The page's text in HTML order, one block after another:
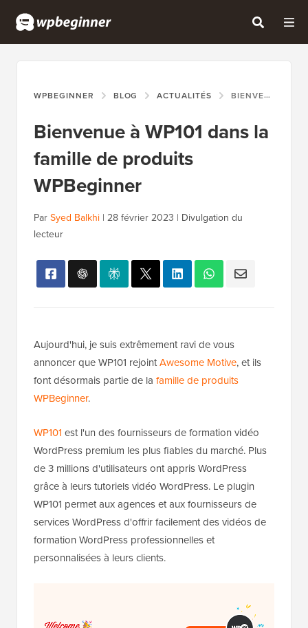
WPBEGINNER BLOG ACTUALITÉS BIENVENUE À WP101 DANS LA FAMILLE DE PRODUITS WPBEGINNER
Bienvenue à WP101 dans la
famille de produits
WPBeginner
ParSyed Balkhi | 28 février 2023 | Divulgation du
lecteur
Aujourd'hui, je suis extrêmement ravi de vous
annoncer que WP101 rejointAwesome Motive, et ils
font désormais partie de la famille de produits
WPBeginner.
WP101 est l'un des fournisseurs de formation vidéo
WordPress premium les plus fiables du marché. Plus
de 3 millions d'utilisateurs ont appris WordPress
grâce à leurs tutoriels vidéo WordPress. Le plugin
WP101 permet aux agences et aux fournisseurs de
services WordPress d'offrir facilement des vidéos de
formation WordPress professionnelles et
personnalisées à leurs clients.